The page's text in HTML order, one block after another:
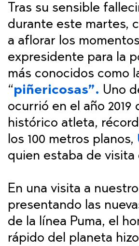
Tras su sensible
durante este martes,
a aflorar los
expresidente para la
más conocidos como
“piñericosas”. Uno
ocurrió en el año 2019
histórico atleta,
los 100 metros planos,
quien estaba de visita
En una visita a
presentando las
de la línea Puma, el
rápido del planeta